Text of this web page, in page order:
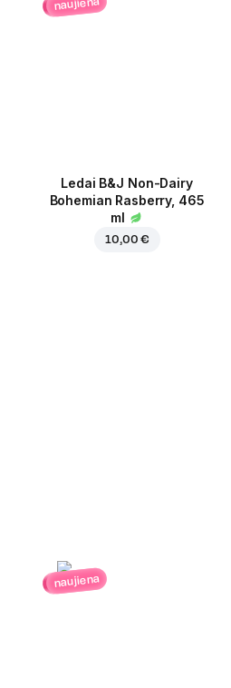
Ledai B&J Non-Dairy
Bohemian Rasberry, 465
ml
10,00 €
naujiena